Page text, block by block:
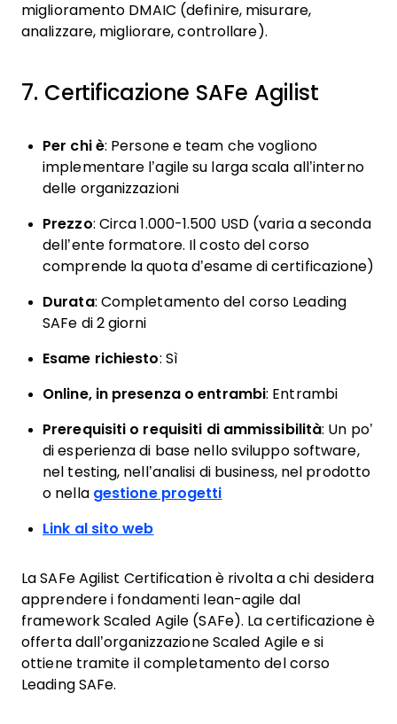
miglioramento DMAIC (definire, misurare,
analizzare, migliorare, controllare).
7. Certificazione SAFe Agilist
Per chi è: Persone e team che vogliono
implementare l’agile su larga scala all’interno
delle organizzazioni
Prezzo: Circa 1.000-1.500 USD (varia a seconda
dell’ente formatore. Il costo del corso
comprende la quota d’esame di certificazione)
Durata: Completamento del corso Leading
SAFe di 2 giorni
Esame richiesto: Sì
Online, in presenza o entrambi: Entrambi
Prerequisiti o requisiti di ammissibilità: Un po’
di esperienza di base nello sviluppo software,
nel testing, nell’analisi di business, nel prodotto
o nella gestione progetti
Link al sito web
La SAFe Agilist Certification è rivolta a chi desidera
apprendere i fondamenti lean-agile dal
framework Scaled Agile (SAFe). La certificazione è
offerta dall’organizzazione Scaled Agile e si
ottiene tramite il completamento del corso
Leading SAFe.